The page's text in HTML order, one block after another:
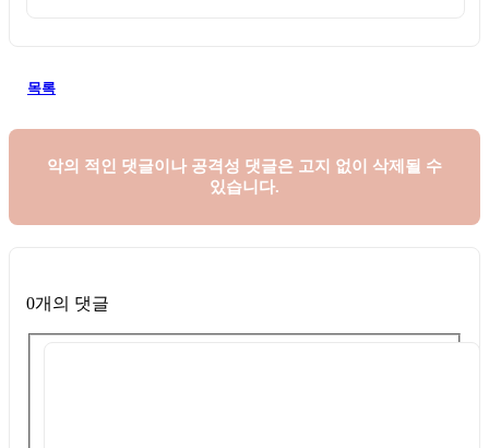
목록
악의 적인 댓글이나 공격성 댓글은 고지 없이 삭제될 수
있습니다.
0개의 댓글